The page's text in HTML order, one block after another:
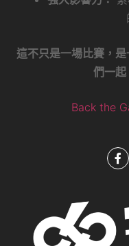
這不只是一場比賽，
們一起
Back the